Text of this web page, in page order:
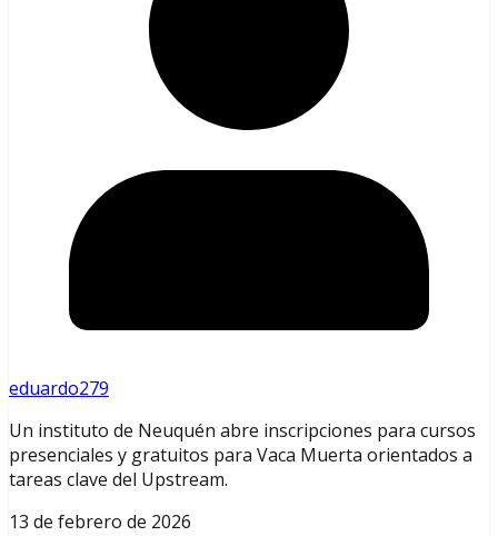
eduardo279
Un instituto de Neuquén abre inscripciones para cursos
presenciales y gratuitos para Vaca Muerta orientados a
tareas clave del Upstream.
13 de febrero de 2026